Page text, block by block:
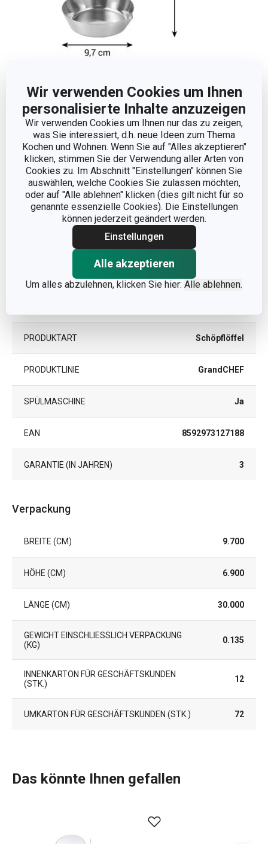
Wir verwenden Cookies um Ihnen
personalisierte Inhalte anzuzeigen
Wir verwenden Cookies um Ihnen nur das zu zeigen,
was Sie interessiert, d.h. neue Ideen zum Thema
Kochen und Wohnen. Wenn Sie auf "Alles akzeptieren"
klicken, stimmen Sie der Verwendung aller Arten von
Cookies zu. Im Abschnitt "Einstellungen" können Sie
auswählen, welche Cookies Sie zulassen möchten,
oder auf "Alle ablehnen" klicken (dies gilt nicht für so
genannte essenzielle Cookies). Die Einstellungen
können jederzeit geändert werden.
Einstellungen
Alle akzeptieren
Um alles abzulehnen, klicken Sie hier: Alle ablehnen.
PRODUKTBREITE (CM)
PRODUKTHÖHE (CM) 7.1
PRODUKTLÄNGE (CM) 26.7
Andere Parameter
Küchenutensilien
PRODUKTART Schöpflöffel
PRODUKTLINIE GrandCHEF
SPÜLMASCHINE Ja
EAN 8592973127188
GARANTIE (IN JAHREN) 3
Verpackung
BREITE (CM) 9.700
HÖHE (CM) 6.900
LÄNGE (CM) 30.000
GEWICHT EINSCHLIESSLICH VERPACKUNG (
KG)
0.135
INNENKARTON FÜR GESCHÄFTSKUNDEN
(STK.)
12
UMKARTON FÜR GESCHÄFTSKUNDEN (STK.) 72
Das könnte Ihnen gefallen